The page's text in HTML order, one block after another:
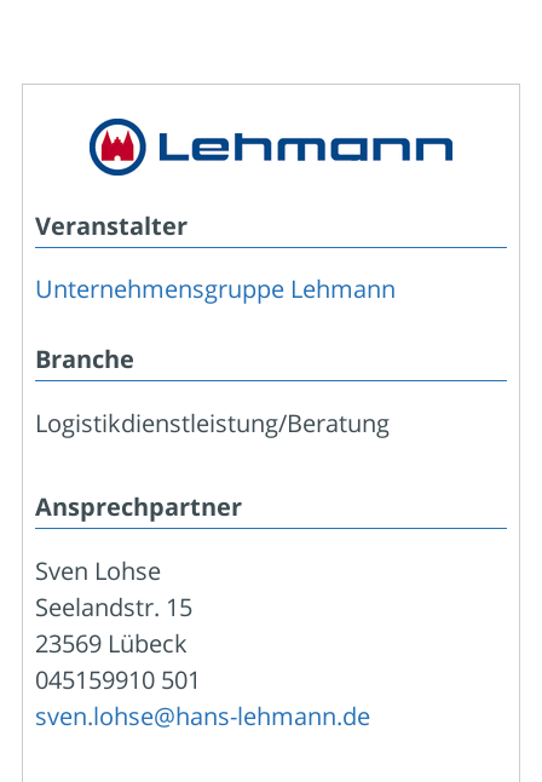
Veranstalter
Unternehmensgruppe Lehmann
Branche
Logistikdienstleistung/Beratung
Ansprechpartner
Sven Lohse
Seelandstr. 15
23569 Lübeck
045159910 501
sven.lohse@hans-lehmann.de